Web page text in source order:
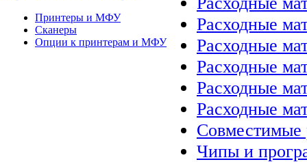
Принтеры и МФУ
Сканеры
Опции к принтерам и МФУ
Расходные
Расходные
Расходные
Расходные
Расходные
Совместимые
Чипы и